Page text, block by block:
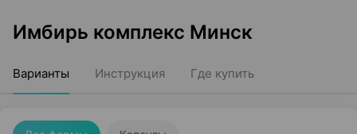
Имбирь комплекс Минск
Варианты Инструкция Где купить